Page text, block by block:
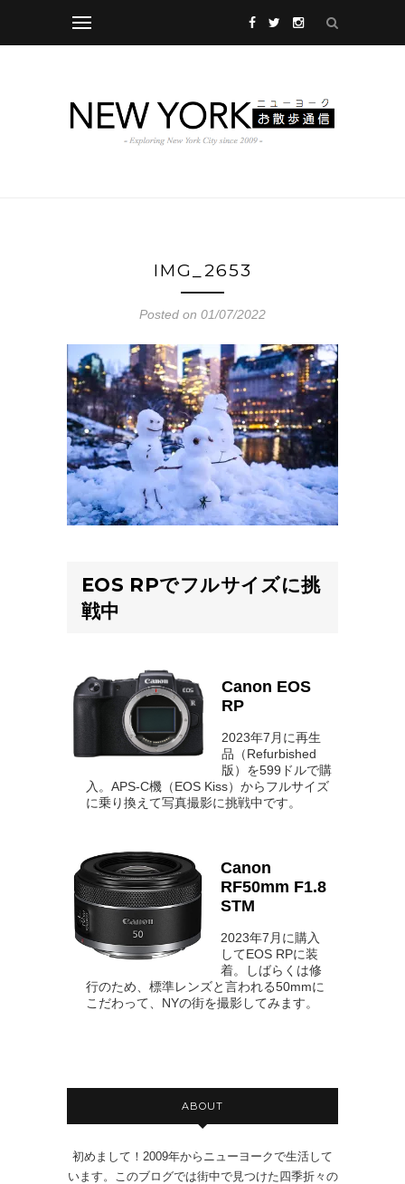
IMG_2653
Posted on 01/07/2022
EOS RPでフルサイズに挑
戦中
Canon EOS
RP
2023年7月に再生
品（Refurbished
版）を599ドルで購
入。APS-C機（EOS Kiss）からフルサイズ
に乗り換えて写真撮影に挑戦中です。
Canon
RF50mm F1.8
STM
2023年7月に購入
してEOS RPに装
着。しばらくは修
行のため、標準レンズと言われる50mmに
こだわって、NYの街を撮影してみます。
ABOUT
初めまして！2009年からニューヨークで生活して
います。このブログでは街中で見つけた四季折々の